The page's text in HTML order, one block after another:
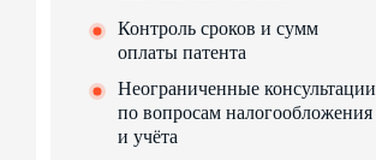
Контроль сроков и сумм
оплаты патента
Неограниченные консультации
по вопросам налогообложения
и учёта